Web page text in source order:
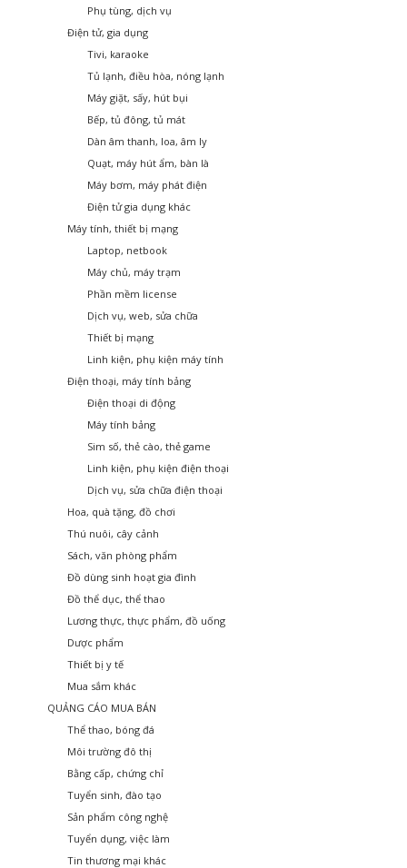
Phụ tùng, dịch vụ
Điện tử, gia dụng
Tivi, karaoke
Tủ lạnh, điều hòa, nóng lạnh
Máy giặt, sấy, hút bụi
Bếp, tủ đông, tủ mát
Dàn âm thanh, loa, âm ly
Quạt, máy hút ẩm, bàn là
Máy bơm, máy phát điện
Điện tử gia dụng khác
Máy tính, thiết bị mạng
Laptop, netbook
Máy chủ, máy trạm
Phần mềm license
Dịch vụ, web, sửa chữa
Thiết bị mạng
Linh kiện, phụ kiện máy tính
Điện thoại, máy tính bảng
Điện thoại di động
Máy tính bảng
Sim số, thẻ cào, thẻ game
Linh kiện, phụ kiện điện thoại
Dịch vụ, sửa chữa điện thoại
Hoa, quà tặng, đồ chơi
Thú nuôi, cây cảnh
Sách, văn phòng phẩm
Đồ dùng sinh hoạt gia đình
Đồ thể dục, thể thao
Lương thực, thực phẩm, đồ uống
Dược phẩm
Thiết bị y tế
Mua sắm khác
QUẢNG CÁO MUA BÁN
Thể thao, bóng đá
Môi trường đô thị
Bằng cấp, chứng chỉ
Tuyển sinh, đào tạo
Sản phẩm công nghệ
Tuyển dụng, việc làm
Tin thương mại khác